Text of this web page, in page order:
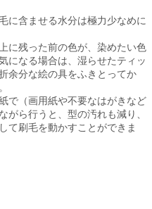
に含ませる水分は極力少なめに
に残った前の色が、染めたい色
になる場合は、湿らせたティッ
余分な絵の具をふきとってか
で（画用紙や不要なはがきなど
がら行うと、型の汚れも減り、
て刷毛を動かすことができま